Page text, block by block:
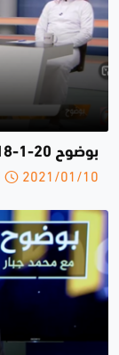
بوضوح 20-1-2018
2021/01/10 الأحد 10:32 ص